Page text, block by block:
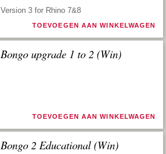
Version 3 for Rhino 7&8
TOEVOEGEN AAN WINKELWAGEN
Bongo upgrade 1 to 2 (Win)
TOEVOEGEN AAN WINKELWAGEN
Bongo 2 Educational (Win)